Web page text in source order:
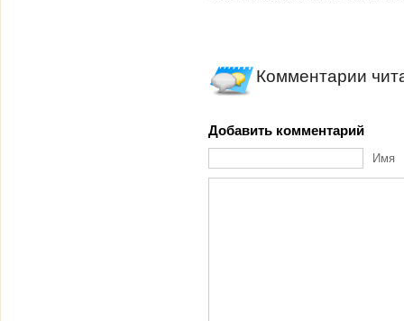
Комментарии
Добавить комментарий
Имя